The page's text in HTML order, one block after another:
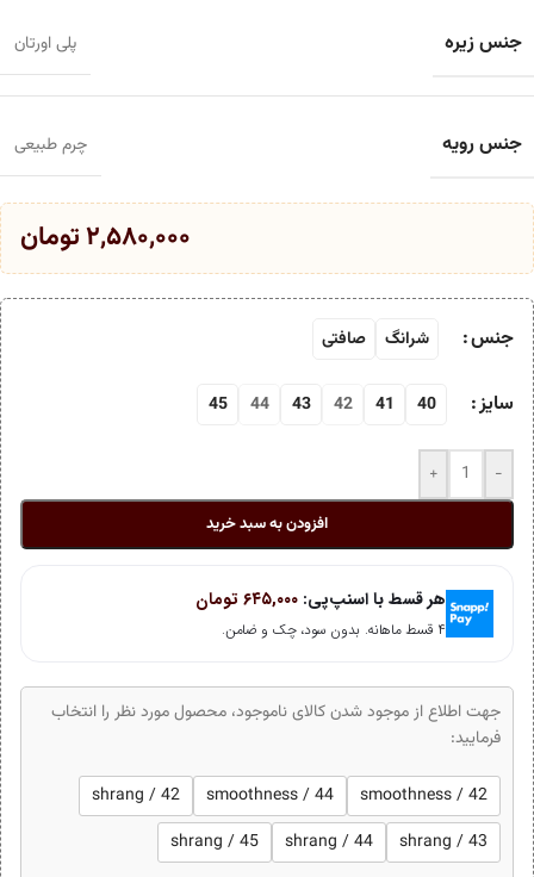
جنس زیره پلی اورتان
جنس رویه چرم طبیعی
۲,۵۸۰,۰۰۰تومان
جنس شرانگ صافتی
سایز 40
41
42
43
44
45
-
+
افزودن به سبد خرید
هر قسط با اسنپ‌پی: ۶۴۵,۰۰۰ تومان
۴ قسط ماهانه. بدون سود، چک و ضامن.
جهت اطلاع از موجود شدن کالای ناموجود، محصول مورد نظر را انتخاب
فرمایید:
smoothness / 42
smoothness / 44
shrang / 42
shrang / 43
shrang / 44
shrang / 45